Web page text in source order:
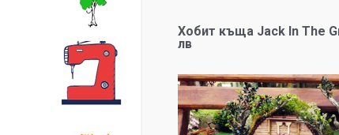
Хобит къща Jack In The
лв